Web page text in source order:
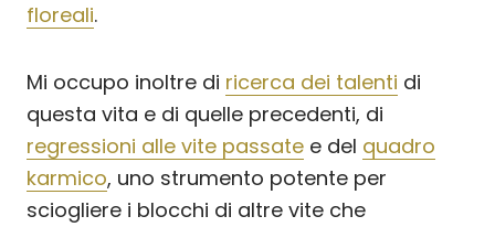
floreali.
Mi occupo inoltre di ricerca dei talenti di
questa vita e di quelle precedenti, di
regressioni alle vite passate e del quadro
karmico, uno strumento potente per
sciogliere i blocchi di altre vite che